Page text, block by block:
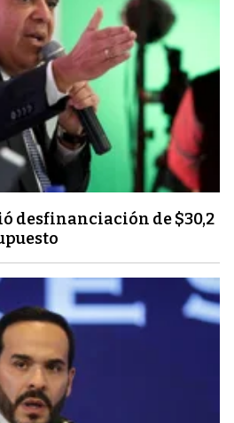
desfinanciación de $30,2